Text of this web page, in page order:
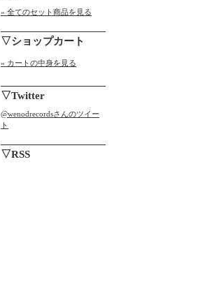
» 全てのセット商品を見る
▽ショップカート
» カートの中身を見る
▽Twitter
@wenodrecordsさんのツイー
ト
▽RSS